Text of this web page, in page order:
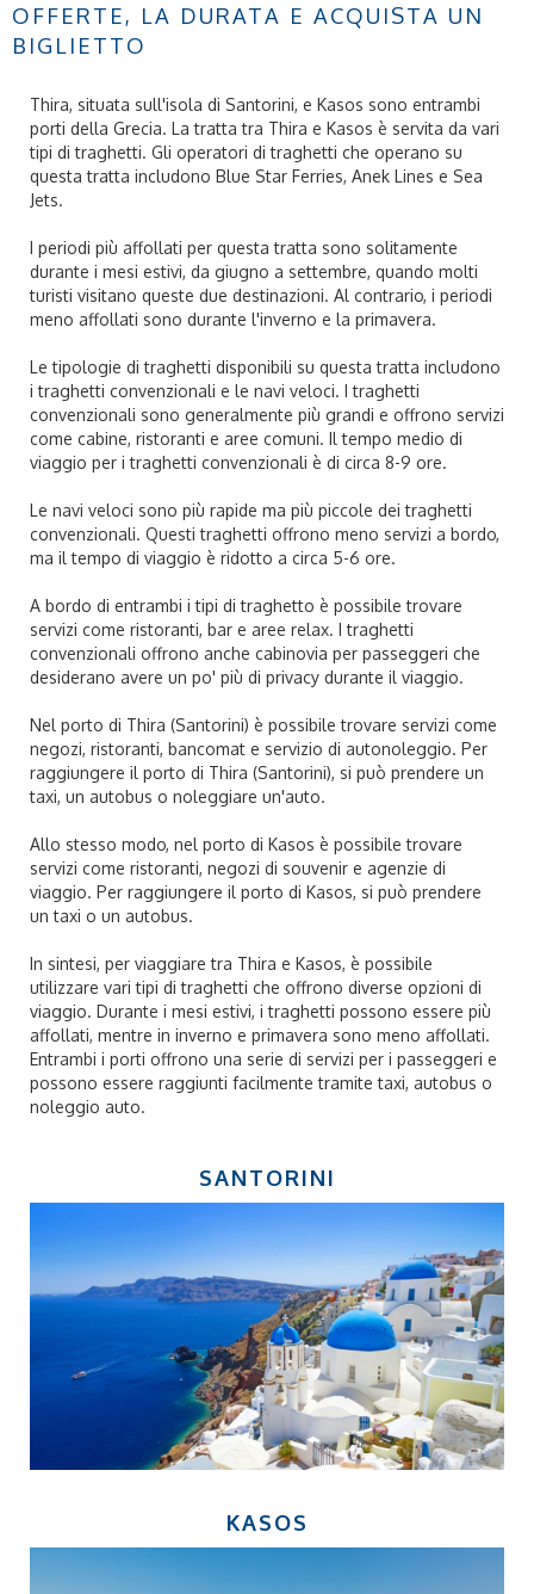
OFFERTE, LA DURATA E ACQUISTA UN
BIGLIETTO
Thira, situata sull'isola di Santorini, e Kasos sono entrambi
porti della Grecia. La tratta tra Thira e Kasos è servita da vari
tipi di traghetti. Gli operatori di traghetti che operano su
questa tratta includono Blue Star Ferries, Anek Lines e Sea
Jets.
I periodi più affollati per questa tratta sono solitamente
durante i mesi estivi, da giugno a settembre, quando molti
turisti visitano queste due destinazioni. Al contrario, i periodi
meno affollati sono durante l'inverno e la primavera.
Le tipologie di traghetti disponibili su questa tratta includono
i traghetti convenzionali e le navi veloci. I traghetti
convenzionali sono generalmente più grandi e offrono servizi
come cabine, ristoranti e aree comuni. Il tempo medio di
viaggio per i traghetti convenzionali è di circa 8-9 ore.
Le navi veloci sono più rapide ma più piccole dei traghetti
convenzionali. Questi traghetti offrono meno servizi a bordo,
ma il tempo di viaggio è ridotto a circa 5-6 ore.
A bordo di entrambi i tipi di traghetto è possibile trovare
servizi come ristoranti, bar e aree relax. I traghetti
convenzionali offrono anche cabinovia per passeggeri che
desiderano avere un po' più di privacy durante il viaggio.
Nel porto di Thira (Santorini) è possibile trovare servizi come
negozi, ristoranti, bancomat e servizio di autonoleggio. Per
raggiungere il porto di Thira (Santorini), si può prendere un
taxi, un autobus o noleggiare un'auto.
Allo stesso modo, nel porto di Kasos è possibile trovare
servizi come ristoranti, negozi di souvenir e agenzie di
viaggio. Per raggiungere il porto di Kasos, si può prendere
un taxi o un autobus.
In sintesi, per viaggiare tra Thira e Kasos, è possibile
utilizzare vari tipi di traghetti che offrono diverse opzioni di
viaggio. Durante i mesi estivi, i traghetti possono essere più
affollati, mentre in inverno e primavera sono meno affollati.
Entrambi i porti offrono una serie di servizi per i passeggeri e
possono essere raggiunti facilmente tramite taxi, autobus o
noleggio auto.
SANTORINI
KASOS